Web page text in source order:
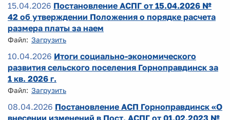
15.04.2026 Постановление АСПГ от 15.04.2026 №
42 об утверждении Положения о порядке расчета
размера платы за наем
Файл: Загрузить
10.04.2026 Итоги социально-экономического
развития сельского поселения Горноправдинск за
1 кв. 2026 г.
Файл: Загрузить
08.04.2026 Постановление АСП Горноправдинск «О
внесении изменений в Пост. АСПГ от 01.02.2023 №